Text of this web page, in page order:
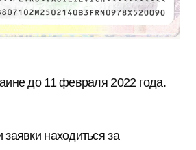
до 11 февраля 2022 года.
находиться за